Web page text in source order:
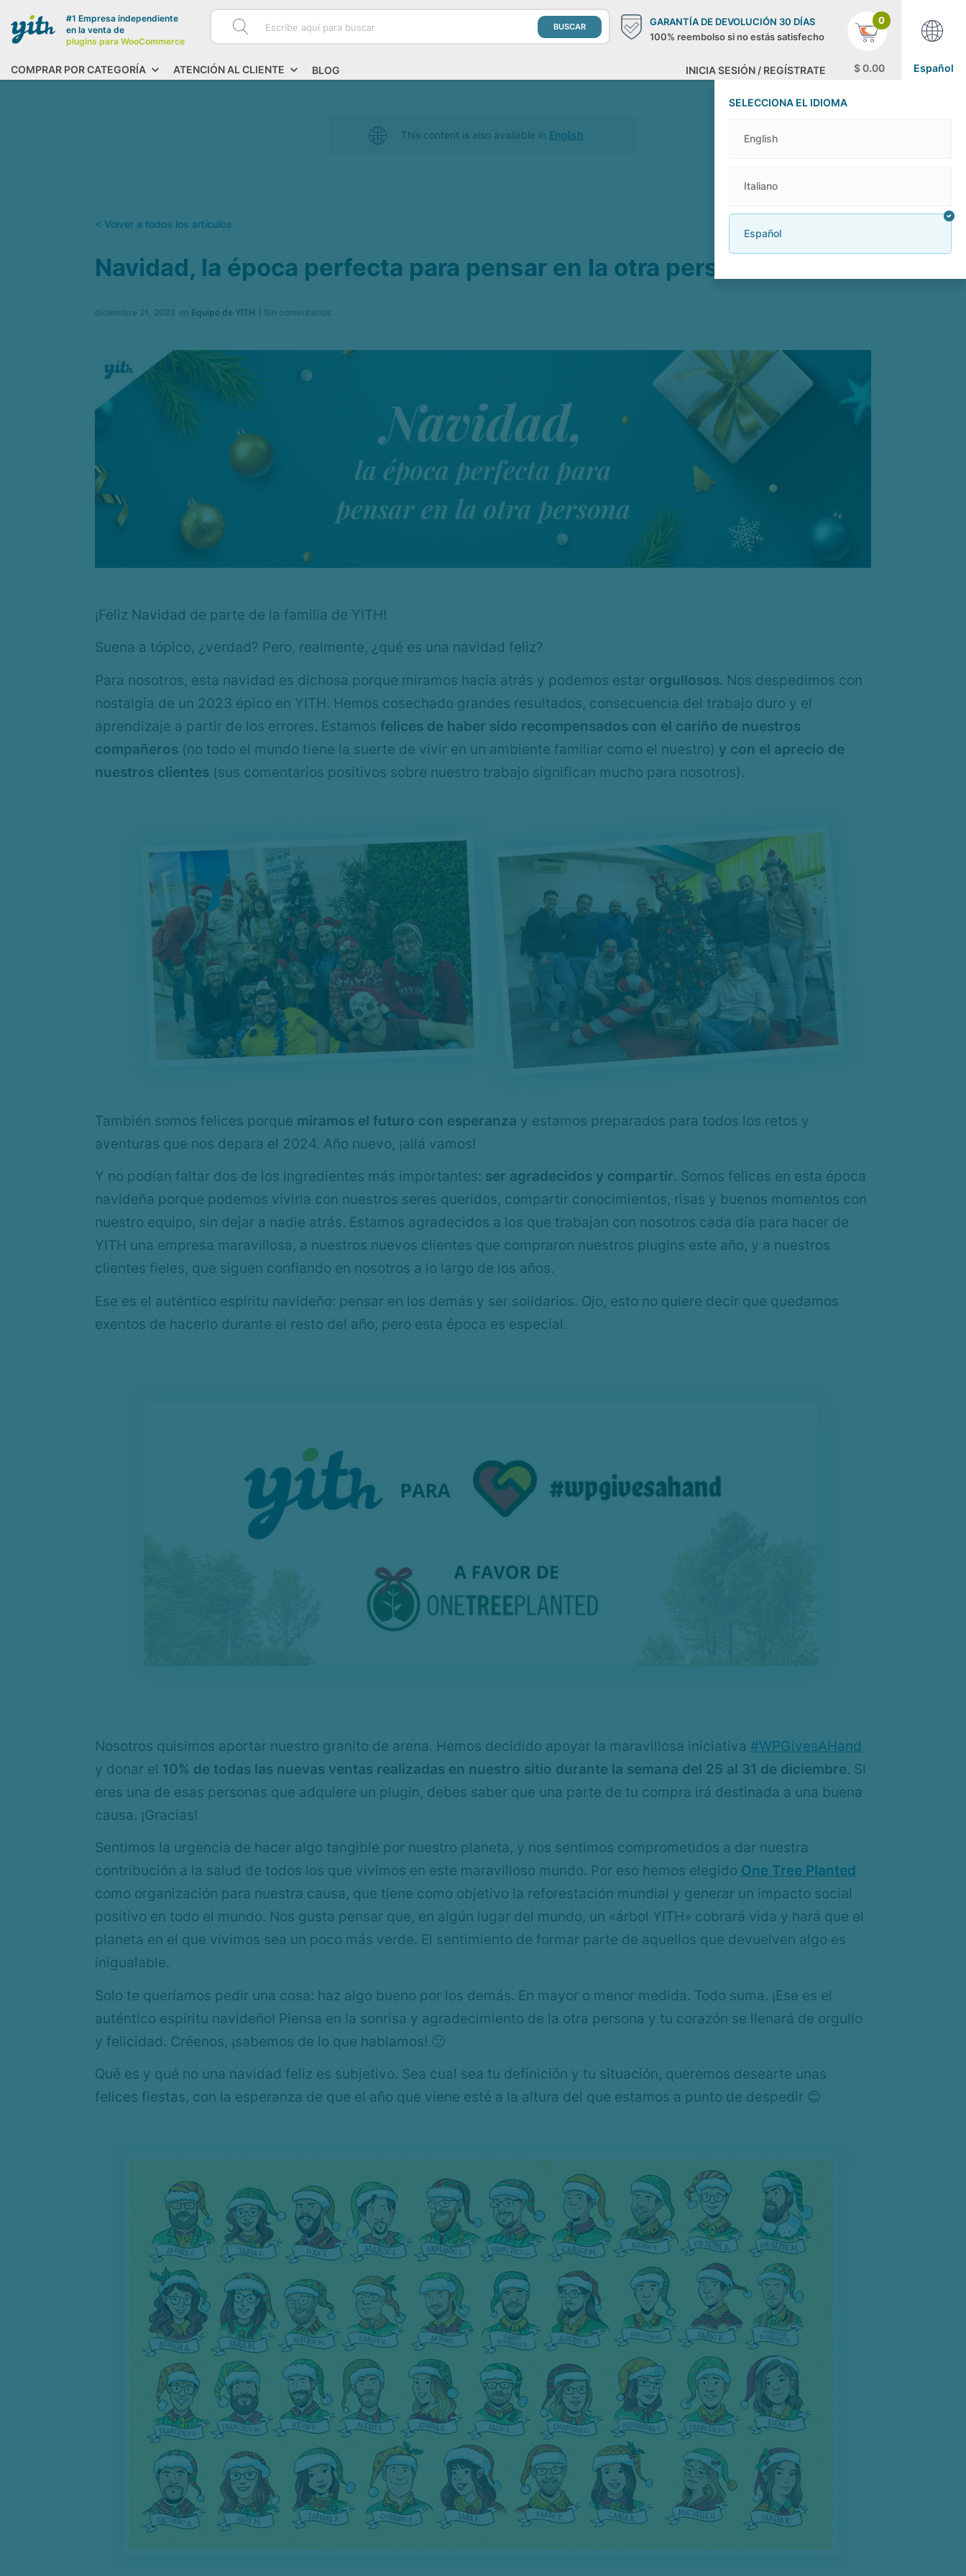
#1 Empresa independiente
en la venta de
plugins para WooCommerce
GARANTÍA DE DEVOLUCIÓN 30 DÍAS
100% reembolso si no estás satisfecho
COMPRAR POR CATEGORÍA ATENCIÓN AL CLIENTE BLOG INICIA SESIÓN / REGÍSTRATE
0
$0.00 Español
SELECCIONA EL IDIOMA
English
Italiano
Español
This content is also available in English
< Volver a todos los artículos
Navidad, la época perfecta para pensar en la otra persona
diciembre 21, 2023 en Equipo de YITH Sin comentarios
¡Feliz Navidad de parte de la familia de YITH!
Suena a tópico, ¿verdad? Pero, realmente, ¿qué es una navidad feliz?
Para nosotros, esta navidad es dichosa porque miramos hacia atrás y podemos estar orgullosos. Nos despedimos con
nostalgia de un 2023 épico en YITH. Hemos cosechado grandes resultados, consecuencia del trabajo duro y el
aprendizaje a partir de los errores. Estamos felices de haber sido recompensados con el cariño de nuestros
compañeros (no todo el mundo tiene la suerte de vivir en un ambiente familiar como el nuestro) y con el aprecio de
nuestros clientes (sus comentarios positivos sobre nuestro trabajo significan mucho para nosotros).
También somos felices porque miramos el futuro con esperanza y estamos preparados para todos los retos y
aventuras que nos depara el 2024. Año nuevo, ¡allá vamos!
Y no podían faltar dos de los ingredientes más importantes: ser agradecidos y compartir. Somos felices en esta época
navideña porque podemos vivirla con nuestros seres queridos, compartir conocimientos, risas y buenos momentos con
nuestro equipo, sin dejar a nadie atrás. Estamos agradecidos a los que trabajan con nosotros cada día para hacer de
YITH una empresa maravillosa, a nuestros nuevos clientes que compraron nuestros plugins este año, y a nuestros
clientes fieles, que siguen confiando en nosotros a lo largo de los años.
Ese es el auténtico espíritu navideño: pensar en los demás y ser solidarios. Ojo, esto no quiere decir que quedamos
exentos de hacerlo durante el resto del año, pero esta época es especial.
Nosotros quisimos aportar nuestro granito de arena. Hemos decidido apoyar la maravillosa iniciativa #WPGivesAHand
y donar el 10% de todas las nuevas ventas realizadas en nuestro sitio durante la semana del 25 al 31 de diciembre. Si
eres una de esas personas que adquiere un plugin, debes saber que una parte de tu compra irá destinada a una buena
causa. ¡Gracias!
Sentimos la urgencia de hacer algo tangible por nuestro planeta, y nos sentimos comprometidos a dar nuestra
contribución a la salud de todos los que vivimos en este maravilloso mundo. Por eso hemos elegido One Tree Planted
como organización para nuestra causa, que tiene como objetivo la reforestación mundial y generar un impacto social
positivo en todo el mundo. Nos gusta pensar que, en algún lugar del mundo, un «árbol YITH» cobrará vida y hará que el
planeta en el que vivimos sea un poco más verde. El sentimiento de formar parte de aquellos que devuelven algo es
inigualable.
Solo te queríamos pedir una cosa: haz algo bueno por los demás. En mayor o menor medida. Todo suma. ¡Ese es el
auténtico espíritu navideño! Piensa en la sonrisa y agradecimiento de la otra persona y tu corazón se llenará de orgullo
y felicidad. Créenos, ¡sabemos de lo que hablamos! 🙂
Qué es y qué no una navidad feliz es subjetivo. Sea cual sea tu definición y tu situación, queremos desearte unas
felices fiestas, con la esperanza de que el año que viene esté a la altura del que estamos a punto de despedir 😊